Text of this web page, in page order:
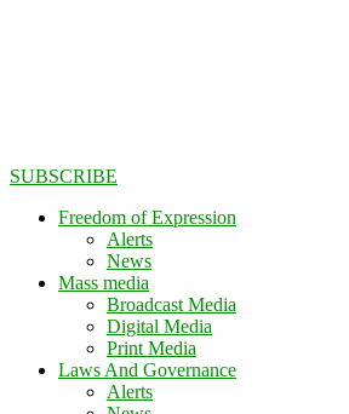
SUBSCRIBE
Freedom of Expression
Alerts
News
Mass media
Broadcast Media
Digital Media
Print Media
Laws And Governance
Alerts